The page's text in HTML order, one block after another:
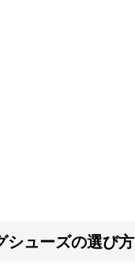
シューズの選び方